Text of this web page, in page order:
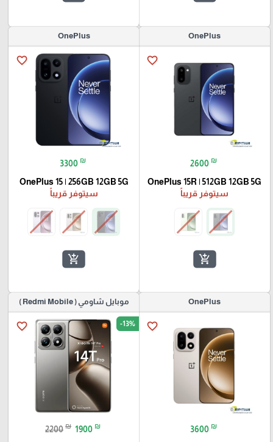
OnePlus
favorite_border
2600 ₪
OnePlus 15R | 512GB 12GB 5G
سيتوفر قريباً
add_shopping_cart
OnePlus
favorite_border
3300 ₪
OnePlus 15 | 256GB 12GB 5G
سيتوفر قريباً
add_shopping_cart
OnePlus
favorite_border
3600 ₪
موبايل شاومي ( Redmi Mobile )
favorite_border -13%
2200 ₪ 1900 ₪